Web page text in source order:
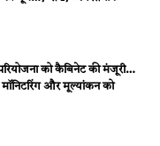
को कैबिनेट की मंजूरी…
और मूल्यांकन को